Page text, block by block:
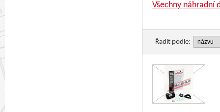
Všechny náhradní
Řadit podle: